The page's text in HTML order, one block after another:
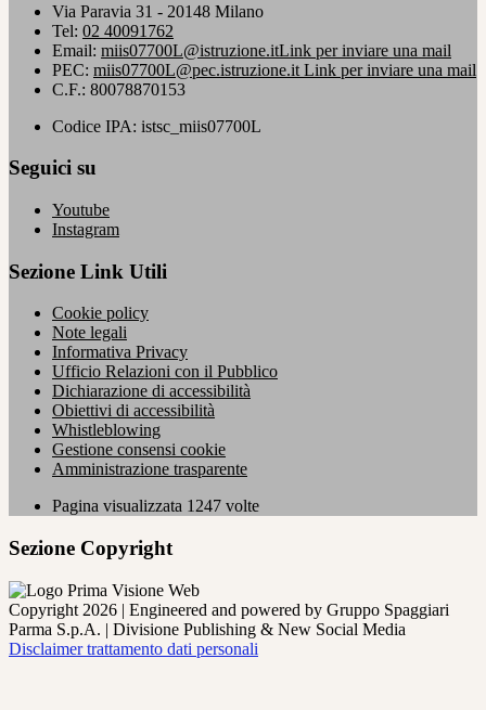
Via Paravia 31 - 20148 Milano
Tel: 02 40091762
Email: miis07700L@istruzione.itLink per inviare una mail
PEC: miis07700L@pec.istruzione.it Link per inviare una mail
C.F.: 80078870153
Codice IPA: istsc_miis07700L
Seguici su
Youtube
Instagram
Sezione Link Utili
Cookie policy
Note legali
Informativa Privacy
Ufficio Relazioni con il Pubblico
Dichiarazione di accessibilità
Obiettivi di accessibilità
Whistleblowing
Gestione consensi cookie
Amministrazione trasparente
Pagina visualizzata 1247 volte
Sezione Copyright
Copyright 2026 | Engineered and powered by Gruppo Spaggiari
Parma S.p.A. | Divisione Publishing & New Social Media
Disclaimer trattamento dati personali